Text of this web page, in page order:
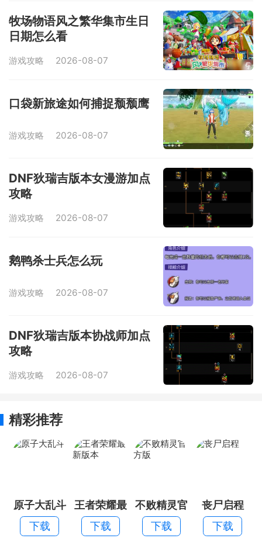
牧场物语风之繁华集市生日
日期怎么看
游戏攻略 2026-08-07
口袋新旅途如何捕捉颓颓鹰
游戏攻略 2026-08-07
DNF狄瑞吉版本女漫游加点
攻略
游戏攻略 2026-08-07
鹅鸭杀士兵怎么玩
游戏攻略 2026-08-07
DNF狄瑞吉版本协战师加点
攻略
游戏攻略 2026-08-07
精彩推荐
原子大乱斗
下载
王者荣耀最
新版本
下载
不败精灵官
方版
下载
丧尸启程
下载